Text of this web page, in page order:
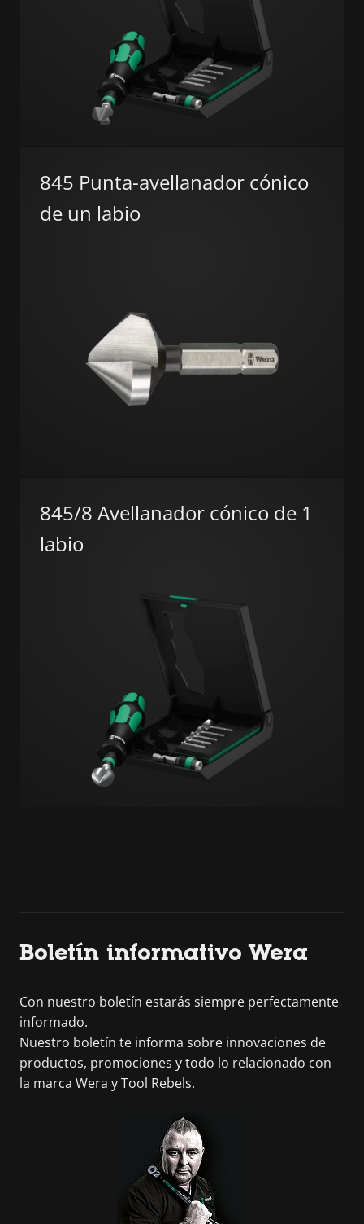
845 Punta-avellanador cónico
de un labio
845/8 Avellanador cónico de 1
labio
Boletín informativo Wera
Con nuestro boletín estarás siempre perfectamente
informado.
Nuestro boletín te informa sobre innovaciones de
productos, promociones y todo lo relacionado con
la marca Wera y Tool Rebels.